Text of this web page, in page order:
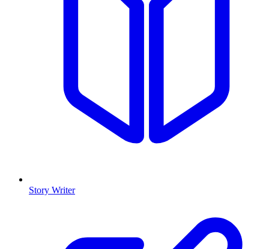
Story Writer